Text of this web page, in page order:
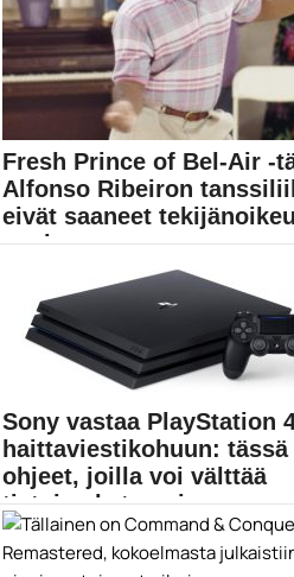
Judgment
Fresh Prince of Bel-Air -
Alfonso Ribeiron
eivät saaneet
suoja...
Yhdysvaltojen tekijänoikeustoimiston mukaan
Prince of Bel-Air -tähti...
Epic Games
Sony vastaa PlayStation
haittaviestikohuun: tässä
ohjeet, joilla voi välttää
tietojen katoamisen
PlayStation 4 -konsoleille viikonloppuna
haittaviestiin kehitetään parhaillaan...